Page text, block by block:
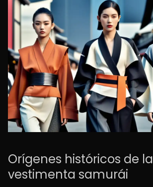
Orígenes históricos de la
vestimenta samurái